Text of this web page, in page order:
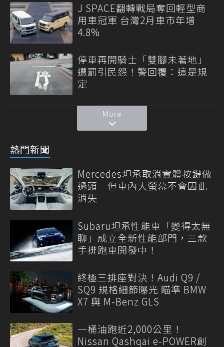
J SPACE翻轉戰局奪回輕型商
用車冠軍 台灣2月車市年增
4.8%
停車再開騎士「雙腳未著地」
遭罰引民怨！警回覆：這是規
定
More
熱門新聞
Mercedes坦承取消實體按鍵做
過頭 但車內大螢幕不會因此
消失
Subaru坦承性能車「變得太無
聊」成立全新性能部門，三款
手排跑車開發中！
終極三排座對決！Audi Q9 /
SQ9 規格細節曝光 瞄準 BMW
X7 與 M-Benz GLS
一桶油跑近2,000公里！
Nissan Qashqai e-POWER創